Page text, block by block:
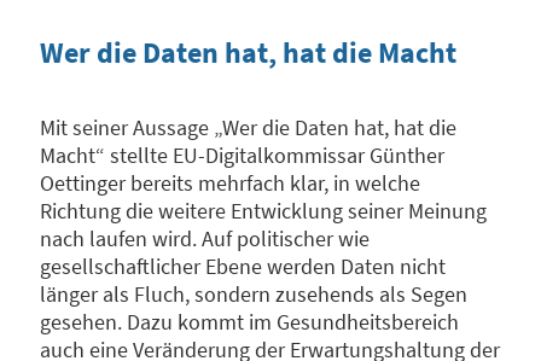
Wer die Daten hat, hat die Macht
Mit seiner Aussage „Wer die Daten hat, hat die
Macht“ stellte EU-Digitalkommissar Günther
Oettinger bereits mehrfach klar, in welche
Richtung die weitere Entwicklung seiner Meinung
nach laufen wird. Auf politischer wie
gesellschaftlicher Ebene werden Daten nicht
länger als Fluch, sondern zusehends als Segen
gesehen. Dazu kommt im Gesundheitsbereich
auch eine Veränderung der Erwartungshaltung der